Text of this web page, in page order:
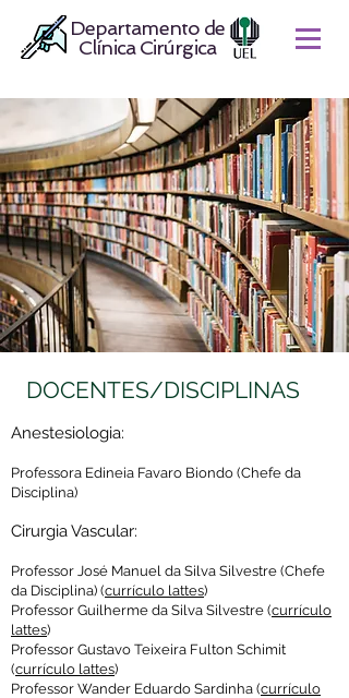
Departamento de
Clínica Cirúrgica
DOCENTES/DISCIPLINAS
Anestesiologia:
Professora Edineia Favaro Biondo (Chefe da
Disciplina)
Cirurgia Vascular:
Professor José Manuel da Silva Silvestre (Chefe
da Disciplina) (currículo lattes)
Professor Guilherme da Silva Silvestre (currículo
lattes)
Professor Gustavo Teixeira Fulton Schimit
(currículo lattes)
Professor Wander Eduardo Sardinha (currículo